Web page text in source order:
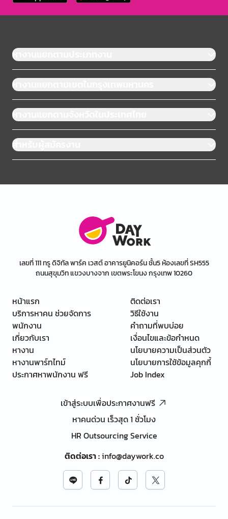
หางานแยกตามประเภทงาน
หางานแยกตามเขตในกรุงเทพมหานคร
หางานแยกตามจังหวัดในประเทศไทย
สำหรับผู้สมัครงาน
เลขที่ 111 ทรู ดิจิทัล พาร์ค เวสต์ อาคารยูนิคอร์น ชั้น5 ห้องเลขที่ SH555
ถนนสุขุมวิท แขวงบางจาก เขตพระโขนง กรุงเทพ 10260
หน้าแรก
บริการหาคน ช่วยจัดการ
พนักงาน
เกี่ยวกับเรา
หางาน
หางานพาร์ทไทม์
ประกาศหาพนักงาน ฟรี
ติดต่อเรา
วิธีใช้งาน
คำถามที่พบบ่อย
เงื่อนไขและข้อกำหนด
นโยบายความเป็นส่วนตัว
นโยบายการใช้ข้อมูลคุกกี้
Job Index
เข้าสู่ระบบเพื่อประกาศงานฟรี
หาคนด่วน เร็วสุด 1 ชั่วโมง
HR Outsourcing Service
ติดต่อเรา:info@daywork.co